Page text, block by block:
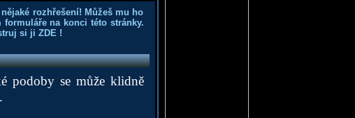
rozhřešení! Můžeš mu ho
na konci této stránky.
si ji ZDE!
podoby se může klidně